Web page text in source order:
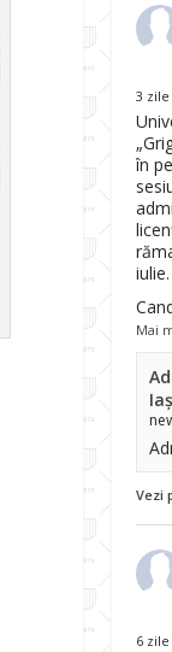
3
în
iulie.
Mai
Vezi
6